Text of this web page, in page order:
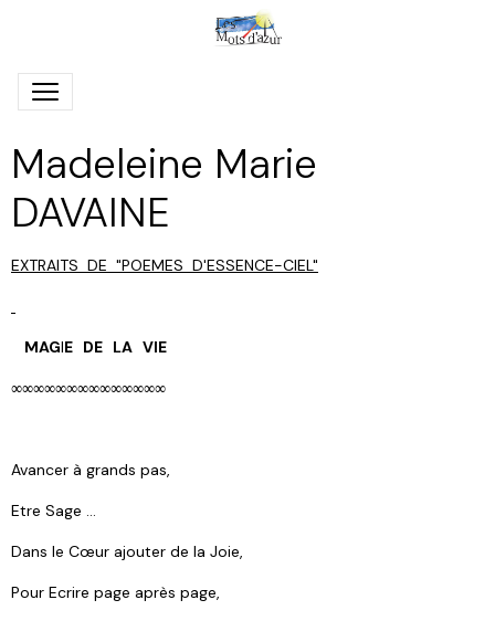
Madeleine Marie
DAVAINE
EXTRAITS DE "POEMES D'ESSENCE-CIEL"
MAGIE DE LA VIE
∞∞∞∞∞∞∞∞∞∞∞∞∞∞
Avancer à grands pas,
Etre Sage …
Dans le Cœur ajouter de la Joie,
Pour Ecrire page après page,